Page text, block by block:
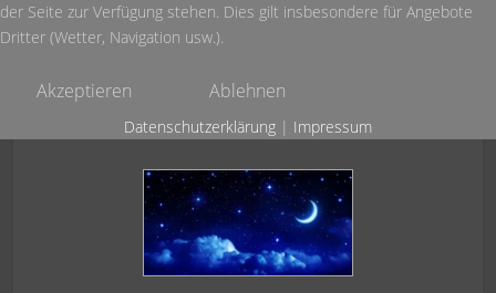
der Seite zur Verfügung stehen. Dies gilt insbesondere für Angebote
Dritter (Wetter, Navigation usw.).
Akzeptieren Ablehnen
Datenschutzerklärung | Impressum